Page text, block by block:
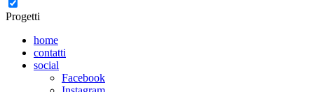
Progetti
home
contatti
social
Facebook